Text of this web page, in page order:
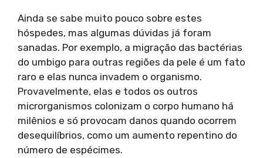
Ainda se sabe muito pouco sobre estes
hóspedes, mas algumas dúvidas já foram
sanadas. Por exemplo, a migração das bactérias
do umbigo para outras regiões da pele é um fato
raro e elas nunca invadem o organismo.
Provavelmente, elas e todos os outros
microrganismos colonizam o corpo humano há
milênios e só provocam danos quando ocorrem
desequilíbrios, como um aumento repentino do
número de espécimes.